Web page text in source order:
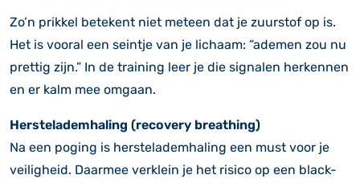
Zo’n prikkel betekent niet meteen dat je zuurstof op is.
Het is vooral een seintje van je lichaam: “ademen zou nu
prettig zijn.” In de training leer je die signalen herkennen
en er kalm mee omgaan.
Herstelademhaling (recovery breathing)
Na een poging is herstelademhaling een must voor je
veiligheid. Daarmee verklein je het risico op een black-